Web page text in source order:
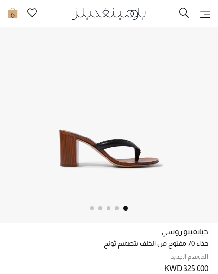
0 تخفيضات
خصم حتى 70%
تسوقوا الآن
جيانفيتو روسي
حذاء 70 مفتوح من الخلف بتصميم ثونج
الموسم الجديد
KWD 325.000